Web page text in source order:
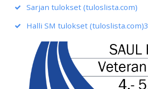
Sarjan tulokset (tuloslista.com)
Halli SM tulokset (tuloslista.com)3